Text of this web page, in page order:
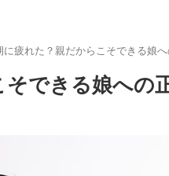
に疲れた？親だからこそできる娘へ
できる娘への